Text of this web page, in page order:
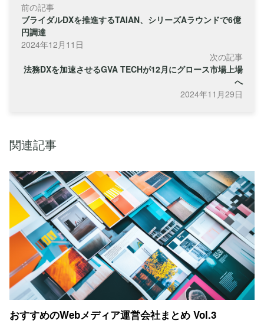
前の記事
ブライダルDXを推進するTAIAN、シリーズAラウンドで6億
円調達
2024年12月11日
次の記事
法務DXを加速させるGVA TECHが12月にグロース市場上場
へ
2024年11月29日
関連記事
おすすめのWebメディア運営会社まとめ Vol.3